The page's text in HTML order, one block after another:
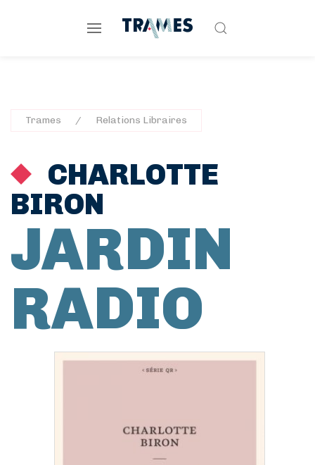
Trames Relations Libraires
CHARLOTTE
BIRON
JARDIN
RADIO